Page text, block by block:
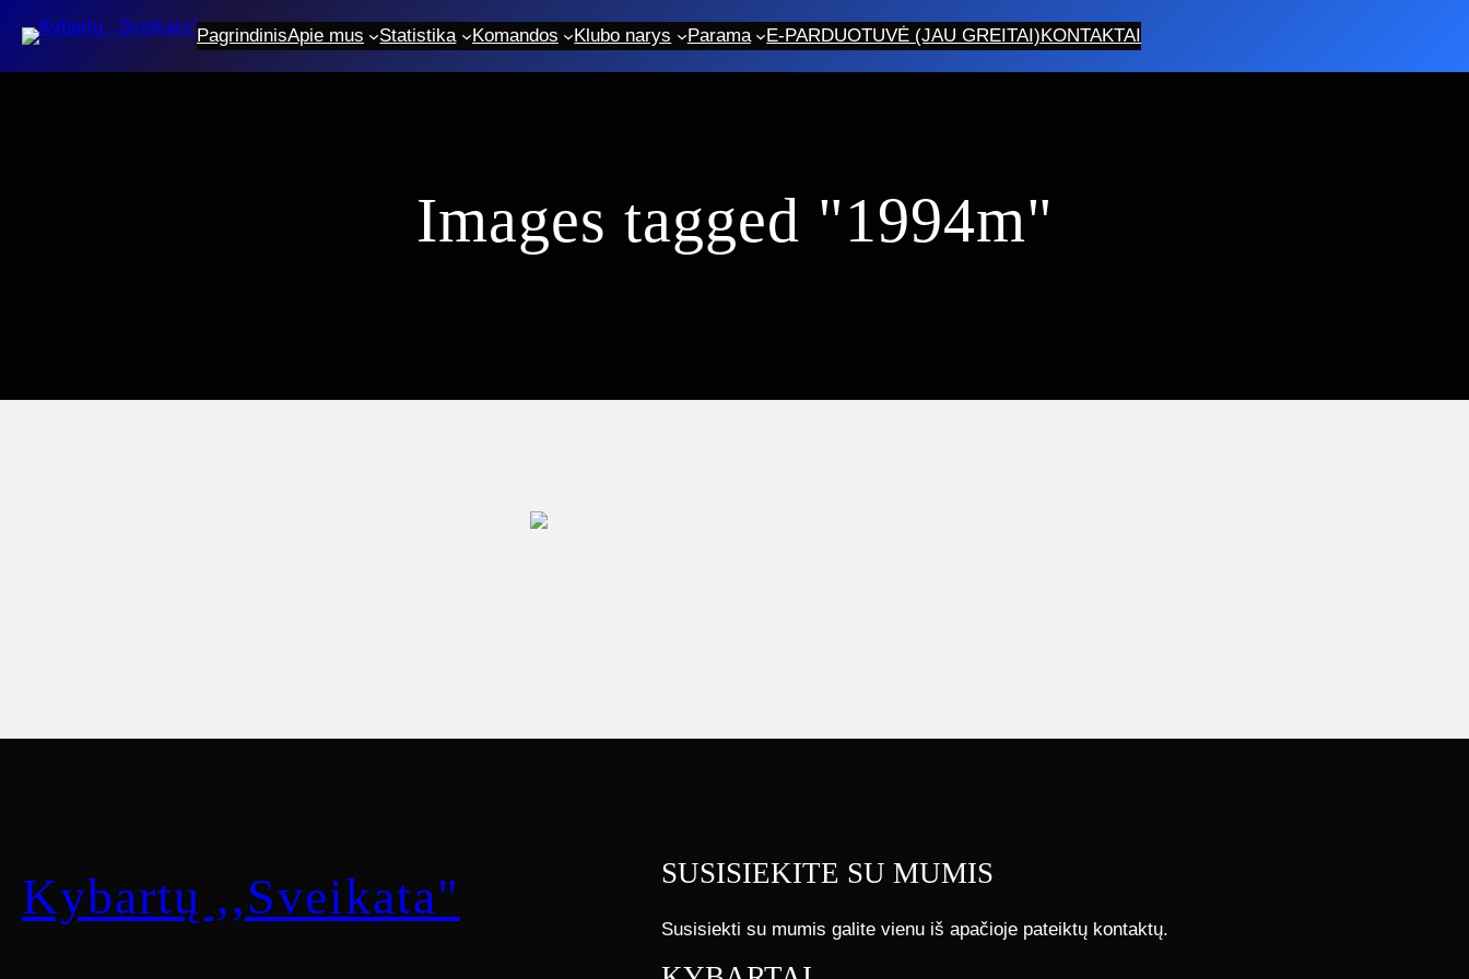
prie
turinio
PagrindinisApie mus Statistika Komandos Klubo narys Parama E-PARDUOTUVĖ (JAU GREITAI)KONTAKTAI
Images tagged "1994m"
Kybartų ,,Sveikata" SUSISIEKITE SU MUMIS
Susisiekti su mumis galite vienu iš apačioje pateiktų kontaktų.